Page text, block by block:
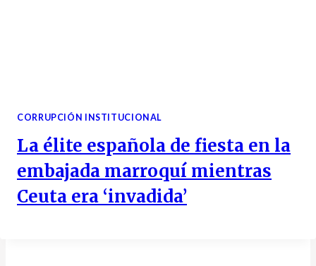
CORRUPCIÓN INSTITUCIONAL
La élite española de fiesta en la
embajada marroquí mientras
Ceuta era ‘invadida’